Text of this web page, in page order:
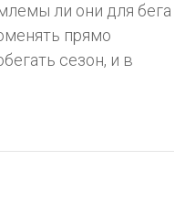
ли они для бега
прямо
сезон, и в